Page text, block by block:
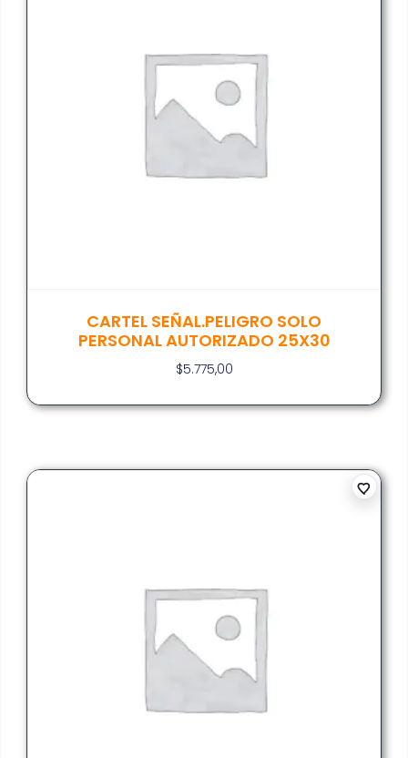
CARTEL SEÑAL.PELIGRO SOLO
PERSONAL AUTORIZADO 25X30
$5.775,00